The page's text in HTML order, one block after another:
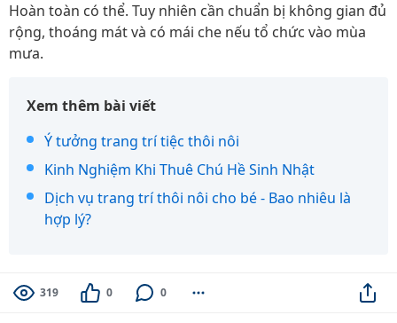
Hoàn toàn có thể. Tuy nhiên cần chuẩn bị không gian đủ
rộng, thoáng mát và có mái che nếu tổ chức vào mùa
mưa.
Xem thêm bài viết
Ý tưởng trang trí tiệc thôi nôi
Kinh Nghiệm Khi Thuê Chú Hề Sinh Nhật
Dịch vụ trang trí thôi nôi cho bé - Bao nhiêu là
hợp lý?
319 0 0